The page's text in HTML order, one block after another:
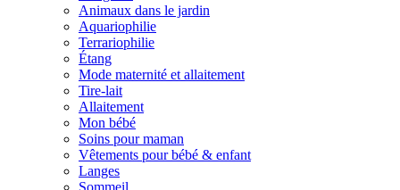
Animaux dans le jardin
Aquariophilie
Terrariophilie
Étang
Mode maternité et allaitement
Tire-lait
Allaitement
Mon bébé
Soins pour maman
Vêtements pour bébé & enfant
Langes
Sommeil